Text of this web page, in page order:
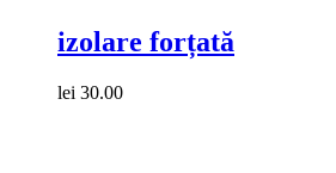
izolare forțată
lei 30.00